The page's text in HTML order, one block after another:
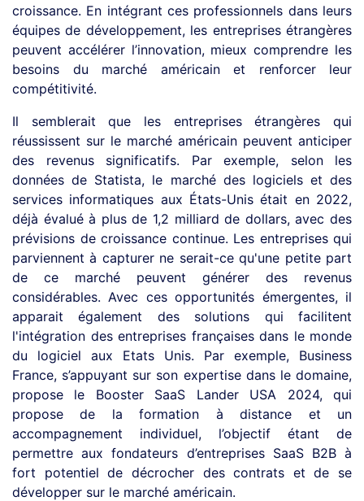
croissance. En intégrant ces professionnels dans leurs
équipes de développement, les entreprises étrangères
peuvent accélérer l’innovation, mieux comprendre les
besoins du marché américain et renforcer leur
compétitivité.
Il semblerait que les entreprises étrangères qui
réussissent sur le marché américain peuvent anticiper
des revenus significatifs. Par exemple, selon les
données de Statista, le marché des logiciels et des
services informatiques aux États-Unis était en 2022,
déjà évalué à plus de 1,2 milliard de dollars, avec des
prévisions de croissance continue. Les entreprises qui
parviennent à capturer ne serait-ce qu'une petite part
de ce marché peuvent générer des revenus
considérables. Avec ces opportunités émergentes, il
apparait également des solutions qui facilitent
l'intégration des entreprises françaises dans le monde
du logiciel aux Etats Unis. Par exemple, Business
France, s’appuyant sur son expertise dans le domaine,
propose le Booster SaaS Lander USA 2024, qui
propose de la formation à distance et un
accompagnement individuel, l’objectif étant de
permettre aux fondateurs d’entreprises SaaS B2B à
fort potentiel de décrocher des contrats et de se
développer sur le marché américain.